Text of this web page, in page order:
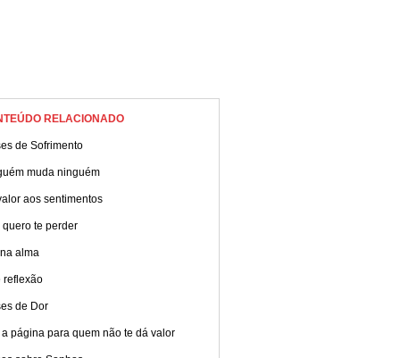
RELACIONADO
de Sofrimento
muda ninguém
aos sentimentos
quero te perder
alma
reflexão
de Dor
página para quem não te dá valor